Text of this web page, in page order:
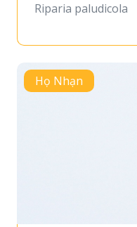
Riparia paludicola
Họ Nhạn